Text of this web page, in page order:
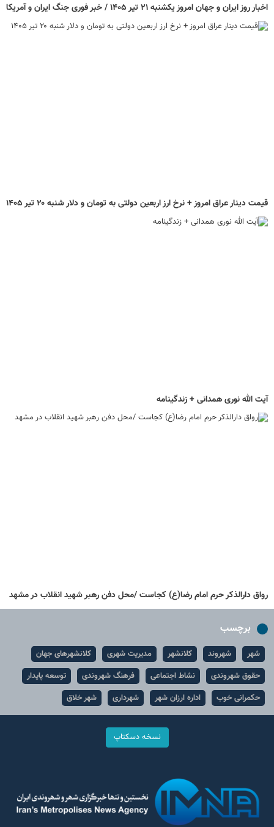
اخبار روز ایران و جهان امروز یکشنبه ۲۱ تیر ۱۴۰۵ / خبر فوری جنگ ایران و آمریکا
قیمت دینار عراق امروز + نرخ ارز اربعین دولتی به تومان و دلار شنبه ۲۰ تیر ۱۴۰۵
آیت الله نوری همدانی + زندگینامه
رواق دارالذکر حرم امام رضا(ع) کجاست /محل دفن رهبر شهید انقلاب در مشهد
برچسب
شهر شهروند کلانشهر مدیریت شهری
کلانشهرهای جهان
حقوق شهروندی
نشاط اجتماعی فرهنگ شهروندی
توسعه پایدار
حکمرانی خوب
اداره ارزان شهر شهرداری شهر خلاق
نسخه دسکتاپ